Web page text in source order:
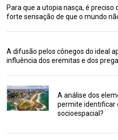
Para que a utopia nasça, é preciso
forte sensação de que o mundo
A difusão pelos cônegos do ideal
influência dos eremitas e dos
A análise dos
permite identificar
socioespacial?